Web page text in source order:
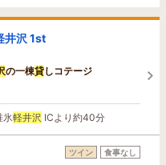
井沢 1st
の一棟貸しコテージ
氷軽井沢 ICより約40分
ツイン 食事なし